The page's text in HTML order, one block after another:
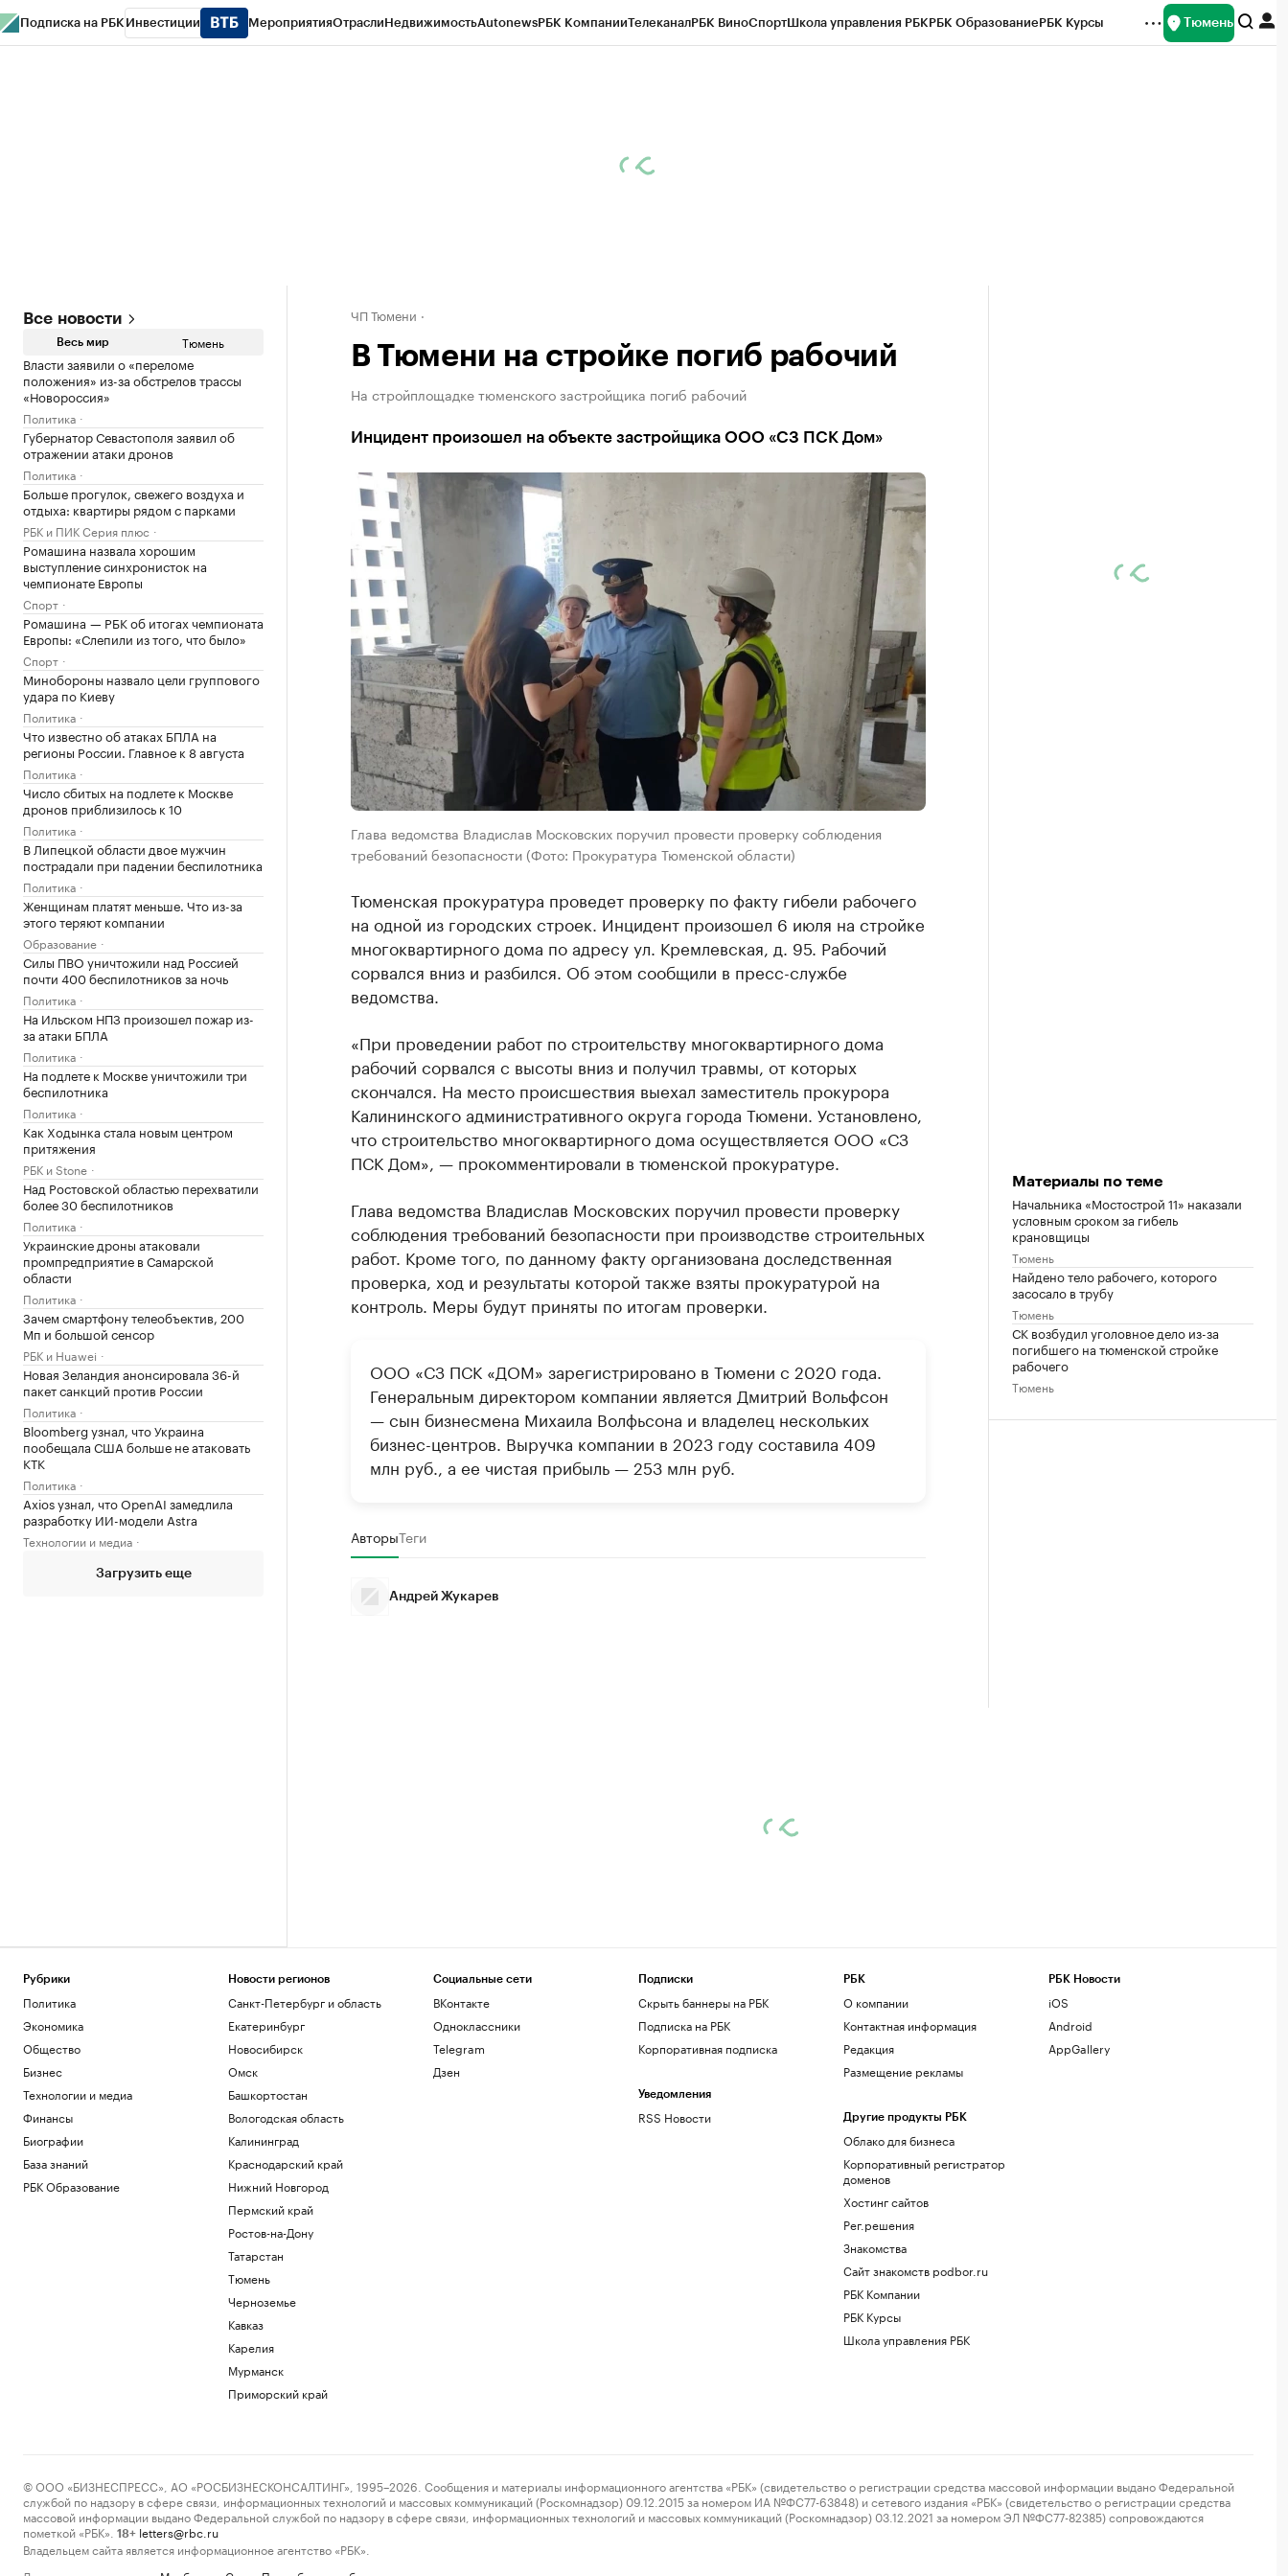
Подписка на РБК Инвестиции МероприятияОтраслиНедвижимостьAutonewsРБК КомпанииТелеканалРБК ВиноСпортШкола управления РБКРБК ОбразованиеРБК Курсы Тюмень
Все новости
Весь мир Тюмень
Власти заявили о «переломе
положения» из-за обстрелов трассы
«Новороссия»
Политика
Губернатор Севастополя заявил об
отражении атаки дронов
Политика
Больше прогулок, свежего воздуха и
отдыха: квартиры рядом с парками
РБК и ПИК Серия плюс
Ромашина назвала хорошим
выступление синхронисток на
чемпионате Европы
Спорт
Ромашина — РБК об итогах чемпионата
Европы: «Слепили из того, что было»
Спорт
Минобороны назвало цели группового
удара по Киеву
Политика
Что известно об атаках БПЛА на
регионы России. Главное к 8 августа
Политика
Число сбитых на подлете к Москве
дронов приблизилось к 10
Политика
В Липецкой области двое мужчин
пострадали при падении беспилотника
Политика
Женщинам платят меньше. Что из-за
этого теряют компании
Образование
Силы ПВО уничтожили над Россией
почти 400 беспилотников за ночь
Политика
На Ильском НПЗ произошел пожар из-
за атаки БПЛА
Политика
На подлете к Москве уничтожили три
беспилотника
Политика
Как Ходынка стала новым центром
притяжения
РБК и Stone
Над Ростовской областью перехватили
более 30 беспилотников
Политика
Украинские дроны атаковали
промпредприятие в Самарской
области
Политика
Зачем смартфону телеобъектив, 200
Мп и большой сенсор
РБК и Huawei
Новая Зеландия анонсировала 36-й
пакет санкций против России
Политика
Bloomberg узнал, что Украина
пообещала США больше не атаковать
КТК
Политика
Axios узнал, что OpenAI замедлила
разработку ИИ-модели Astra
Технологии и медиа
Загрузить еще
ЧП Тюмени
В Тюмени на стройке погиб рабочий
На стройплощадке тюменского застройщика погиб рабочий
Инцидент произошел на объекте застройщика ООО «СЗ ПСК Дом»
Глава ведомства Владислав Московских поручил провести проверку соблюдения
требований безопасности (Фото: Прокуратура Тюменской области)
Тюменская прокуратура проведет проверку по факту гибели рабочего
на одной из городских строек. Инцидент произошел 6 июля на стройке
многоквартирного дома по адресу ул. Кремлевская, д. 95. Рабочий
сорвался вниз и разбился. Об этом сообщили в пресс-службе
ведомства.
«При проведении работ по строительству многоквартирного дома
рабочий сорвался с высоты вниз и получил травмы, от которых
скончался. На место происшествия выехал заместитель прокурора
Калининского административного округа города Тюмени. Установлено,
что строительство многоквартирного дома осуществляется ООО «СЗ
ПСК Дом», — прокомментировали в тюменской прокуратуре.
Глава ведомства Владислав Московских поручил провести проверку
соблюдения требований безопасности при производстве строительных
работ. Кроме того, по данному факту организована доследственная
проверка, ход и результаты которой также взяты прокуратурой на
контроль. Меры будут приняты по итогам проверки.
ООО «СЗ ПСК «ДОМ» зарегистрировано в Тюмени с 2020 года.
Генеральным директором компании является Дмитрий Вольфсон
— сын бизнесмена Михаила Волфьсона и владелец нескольких
бизнес-центров. Выручка компании в 2023 году составила 409
млн руб., а ее чистая прибыль — 253 млн руб.
АвторыТеги
Андрей Жукарев
Материалы по теме
Начальника «Мостострой 11» наказали
условным сроком за гибель
крановщицы
Тюмень
Найдено тело рабочего, которого
засосало в трубу
Тюмень
СК возбудил уголовное дело из-за
погибшего на тюменской стройке
рабочего
Тюмень
Рубрики
Политика
Экономика
Общество
Бизнес
Технологии и медиа
Финансы
Биографии
База знаний
РБК Образование
Новости регионов
Санкт-Петербург и область
Екатеринбург
Новосибирск
Омск
Башкортостан
Вологодская область
Калининград
Краснодарский край
Нижний Новгород
Пермский край
Ростов-на-Дону
Татарстан
Тюмень
Черноземье
Кавказ
Карелия
Мурманск
Приморский край
Социальные сети
ВКонтакте
Одноклассники
Telegram
Дзен
Подписки
Скрыть баннеры на РБК
Подписка на РБК
Корпоративная подписка
Уведомления
RSS Новости
РБК
О компании
Контактная информация
Редакция
Размещение рекламы
Другие продукты РБК
Облако для бизнеса
Корпоративный регистратор
доменов
Хостинг сайтов
Рег.решения
Знакомства
Сайт знакомств podbor.ru
РБК Компании
РБК Курсы
Школа управления РБК
РБК Новости
iOS
Android
AppGallery
© ООО «БИЗНЕСПРЕСС», АО «РОСБИЗНЕСКОНСАЛТИНГ», 1995–2026. Сообщения и материалы информационного агентства «РБК» (свидетельство о регистрации средства массовой информации выдано Федеральной
службой по надзору в сфере связи, информационных технологий и массовых коммуникаций (Роскомнадзор) 09.12.2015 за номером ИА №ФС77-63848) и сетевого издания «РБК» (свидетельство о регистрации средства
массовой информации выдано Федеральной службой по надзору в сфере связи, информационных технологий и массовых коммуникаций (Роскомнадзор) 03.12.2021 за номером ЭЛ №ФС77-82385) сопровождаются
пометкой «РБК».
18+ letters@rbc.ru
Владельцем сайта является информационное агентство «РБК».